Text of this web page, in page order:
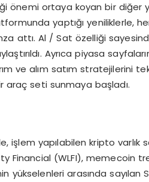
önemi ortaya koyan bir diğer
yaptığı yeniliklerle,
attı. Al / Sat özelliği
Ayrıca piyasa
ve alım satım stratejilerini
araç seti sunmaya başladı.
yapılabilen kripto varlık
Financial (WLFI), memecoin
arasında sayılan